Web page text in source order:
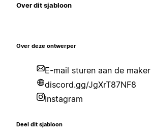
Over dit sjabloon
Over deze ontwerper
E-mail sturen aan de maker
discord.gg/JgXrT87NF8
Instagram
Deel dit sjabloon